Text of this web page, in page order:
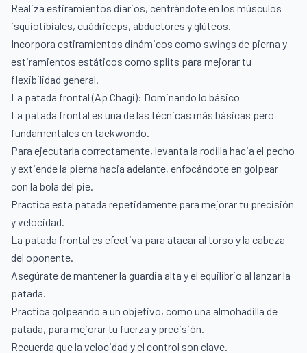
Realiza estiramientos diarios, centrándote en los músculos
isquiotibiales, cuádriceps, abductores y glúteos.
Incorpora estiramientos dinámicos como swings de pierna y
estiramientos estáticos como splits para mejorar tu
flexibilidad general.
La patada frontal (Ap Chagi): Dominando lo básico
La patada frontal es una de las técnicas más básicas pero
fundamentales en taekwondo.
Para ejecutarla correctamente, levanta la rodilla hacia el pecho
y extiende la pierna hacia adelante, enfocándote en golpear
con la bola del pie.
Practica esta patada repetidamente para mejorar tu precisión
y velocidad.
La patada frontal es efectiva para atacar al torso y la cabeza
del oponente.
Asegúrate de mantener la guardia alta y el equilibrio al lanzar la
patada.
Practica golpeando a un objetivo, como una almohadilla de
patada, para mejorar tu fuerza y precisión.
Recuerda que la velocidad y el control son clave.